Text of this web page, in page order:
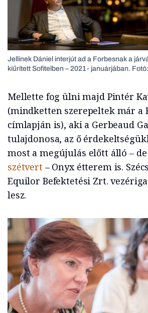
Jellinek Dániel interjút ad a Forbesnak a
kiűrített Sofitelben – 2021- januárjában.
Mellette fog ülni majd Pintér
(mindketten szerepeltek már a
címlapján is), aki a Gerbeaud
tulajdonosa, az ő
most a megújulás előtt álló – de
szétvert– Onyx étterem is.
Equilor Befektetési Zrt.
lesz.